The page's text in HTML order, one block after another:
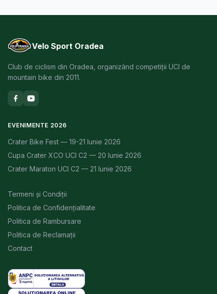
Velo Sport Oradea
Club de ciclism din Oradea, organizând competiții UCI de
mountain bike din 2011.
EVENIMENTE 2026
Crater Bike Fest — 19-21 Iunie 2026
Cupa Crater XCO UCI C2 — 20 Iunie 2026
Crater Maraton UCI C2 — 21 Iunie 2026
Termeni și Condiții
Politica de Confidențialitate
Politica de Rambursare
Politica de Reclamații
Contact